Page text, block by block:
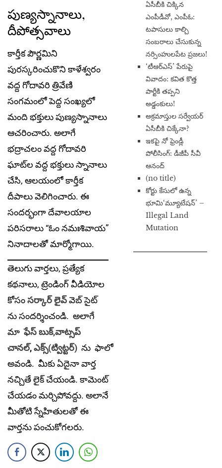
పుణ్యస్నానాలు,
దీపోత్సవాలు
కార్తీక పౌర్ణ‌మిని
పుర‌స్క‌రించుకొని కాళేశ్వరం
వ‌ద్ద గోదావ‌రి త్రివేణి
సంగమంలో పెద్ద సంఖ్య‌లో
మంది భక్తులు పుణ్యస్నానాలు
ఆచరించారు. అలాగే
భద్రాచలం వద్ద గోదావరి
ఘాట్‌ల వద్ద భక్తులు స్నానాలు
చేసి, ఆలయంలో కార్తీక
దీపాలు వెలిగించారు. ఈ
సందర్భంగా దేవాలయాల
పరిసరాలు “ఓం నమఃశివాయ”
నినాదాలతో మార్మోగాయి.
తెలుగు వార్తలు, ప్రత్యేక
కథనాలు, ట్రెండింగ్ వీడియోల
కోసంసర్కార్ లైవ్వెబ్ సైట్
ను సందర్శించండి. అలాగే
మాఫేస్ బుక్,వాట్సప్
చానల్,ఎక్స్(ట్విట్టర్) ను ఫాలో
అవండి. మీకు ఏదైనా వార్త
నచ్చితే లైక్ చేయండి. కామెంట్
చేయడం మర్చిపోవద్దు. అలానే
మీతోటి స్నేహితులతో ఈ
వార్తను పంచుకోగలరు.
ఏసీబీకి చిక్కిన
ఎంపీడీవో, ఎంపీఓ:
టపాసులు కాల్చి
సంబరాలు చేసుకున్న
నర్సింహులపేట ప్రజలు!
‘టీఆర్ఎస్’ పేరుపై
వివాదం: కవిత కొత్త
పార్టీకి తప్పని
అడ్డంకులు!
అక్రమాస్తుల సర్వేయర్
ఏసీబీకి చిక్కేనా?
ఇకపై నో ఫ్రెండ్లీ
పోలీసింగ్: డీజీపీ సీవీ
ఆనంద్
(no title)
​కోర్టు కేసులో ఉన్న
భూమి‘మ్యూటేషన్’ –
Illegal Land
Mutation